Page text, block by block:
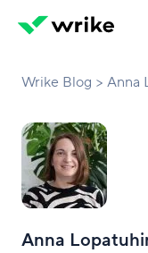
Wrike Blog Anna
Anna